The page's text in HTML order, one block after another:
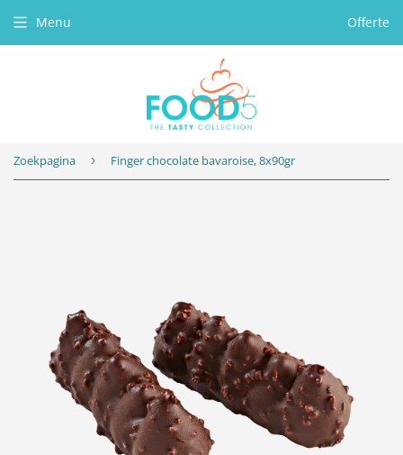
Menu Offerte
Zoekpagina › Finger chocolate bavaroise, 8x90gr